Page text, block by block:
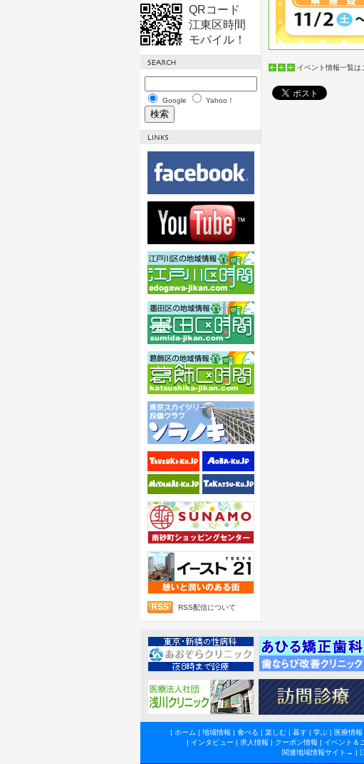
QRコード
江東区時間
モバイル！
Google Yahoo！
RSS配信について
イベント情報一覧は
| ホーム | 地域情報 | 食べる | 楽しむ| 暮す| 学ぶ| 医療情報
| インタビュー | 求人情報 | クーポン情報 | イベント＆
関連地域情報サイト→ |